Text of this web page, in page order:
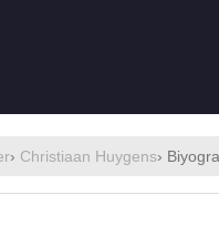
› Christiaan Huygens›